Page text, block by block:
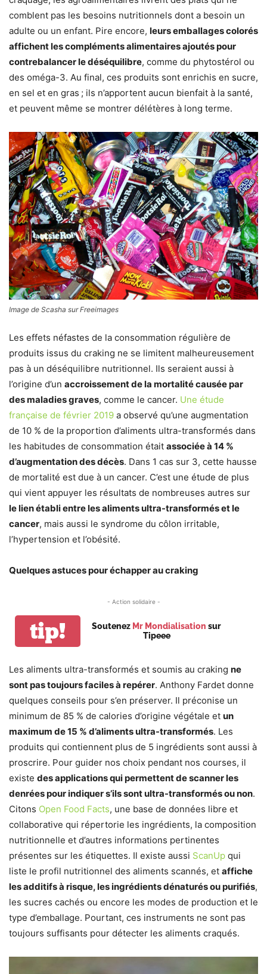
comblent pas les besoins nutritionnels dont a besoin un
adulte ou un enfant. Pire encore, leurs emballages colorés
affichent les compléments alimentaires ajoutés pour
contrebalancer le déséquilibre, comme du phytostérol ou
des oméga-3. Au final, ces produits sont enrichis en sucre,
en sel et en gras ; ils n’apportent aucun bienfait à la santé,
et peuvent même se montrer délétères à long terme.
Image de Scasha sur Freeimages
Les effets néfastes de la consommation régulière de
produits issus du craking ne se limitent malheureusement
pas à un déséquilibre nutritionnel. Ils seraient aussi à
l’origine d’un accroissement de la mortalité causée par
des maladies graves, comme le cancer. Une étude
française de février 2019 a observé qu’une augmentation
de 10 % de la proportion d’aliments ultra-transformés dans
les habitudes de consommation était associée à 14 %
d’augmentation des décès. Dans 1 cas sur 3, cette hausse
de mortalité est due à un cancer. C’est une étude de plus
qui vient appuyer les résultats de nombreuses autres sur
le lien établi entre les aliments ultra-transformés et le
cancer, mais aussi le syndrome du côlon irritable,
l’hypertension et l’obésité.
Quelques astuces pour échapper au craking
- Action solidaire -
tip! Soutenez Mr Mondialisation sur
Tipeee
Les aliments ultra-transformés et soumis au craking ne
sont pas toujours faciles à repérer. Anthony Fardet donne
quelques conseils pour s’en préserver. Il préconise un
minimum de 85 % de calories d’origine végétale et un
maximum de 15 % d’aliments ultra-transformés. Les
produits qui contiennent plus de 5 ingrédients sont aussi à
proscrire. Pour guider nos choix pendant nos courses, il
existe des applications qui permettent de scanner les
denrées pour indiquer s’ils sont ultra-transformés ou non.
Citons Open Food Facts, une base de données libre et
collaborative qui répertorie les ingrédients, la composition
nutritionnelle et d’autres informations pertinentes
présentes sur les étiquettes. Il existe aussi ScanUp qui
liste le profil nutritionnel des aliments scannés, et affiche
les additifs à risque, les ingrédients dénaturés ou purifiés,
les sucres cachés ou encore les modes de production et le
type d’emballage. Pourtant, ces instruments ne sont pas
toujours suffisants pour détecter les aliments craqués.